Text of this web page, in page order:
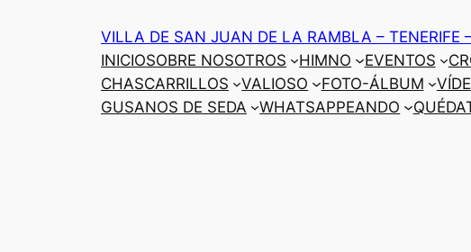
VILLA DE SAN JUAN DE LA RAMBLA – TENERIFE
INICIOSOBRE NOSOTROS HIMNO EVENTOS
CHASCARRILLOS
VALIOSO FOTO-ÁLBUM
GUSANOS DE SEDA
WHATSAPPEANDO